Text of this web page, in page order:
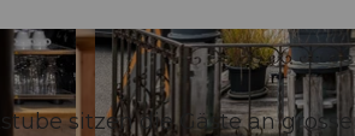
sitzen die Gäste an